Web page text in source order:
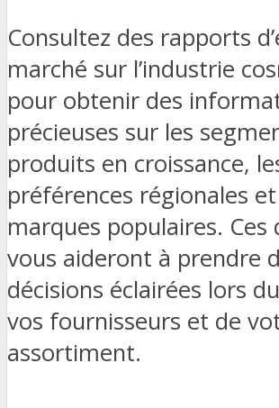
Consultez des rapports
marché sur l’industrie
pour obtenir des
précieuses sur les
produits en croissance,
préférences régionales
marques populaires. Ces
vous aideront à prendre
décisions éclairées lors
vos fournisseurs et de
assortiment.